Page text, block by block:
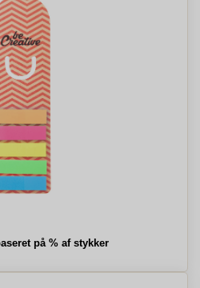
på % af stykker